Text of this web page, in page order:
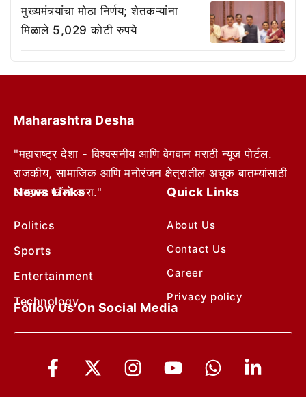
मुख्यमंत्र्यांचा मोठा निर्णय; शेतकऱ्यांना
मिळाले 5,029 कोटी रुपये
Maharashtra Desha
"महाराष्ट्र देशा - विश्वसनीय आणि वेगवान मराठी न्यूज पोर्टल.
राजकीय, सामाजिक आणि मनोरंजन क्षेत्रातील अचूक बातम्यांसाठी
आम्हाला फॉलो करा."
News Links
Politics
Sports
Entertainment
Technology
Quick Links
About Us
Contact Us
Career
Privacy policy
Follow Us On Social Media